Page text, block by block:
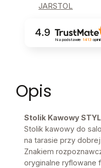
JARSTOL
4.9
Na podstawie 1413 opinii
Opis
Stolik Kawowy
Stolik kawowy do
na tarasie przy
Znakiem
oryginalne ryflowane